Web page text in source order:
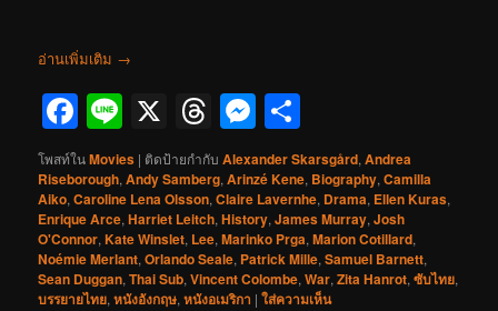
อ่านเพิ่มเติม →
Facebook
Line
X Threads
Messenger
โพสท์ในMovies | ติดป้ายกำกับ Alexander Skarsgård,Andrea
Riseborough,Andy Samberg,Arinzé Kene, Biography,Camilla
Aiko,Caroline Lena Olsson,Claire Lavernhe, Drama, Ellen Kuras,
Enrique Arce,Harriet Leitch,History,James Murray,Josh
O'Connor,Kate Winslet, Lee,Marinko Prga,Marion Cotillard,
Noémie Merlant,Orlando Seale, Patrick Mille,Samuel Barnett,
Sean Duggan,Thai Sub,Vincent Colombe,War,Zita Hanrot,ซับไทย,
บรรยายไทย,หนังอังกฤษ,หนังอเมริกา |ใส่ความเห็น